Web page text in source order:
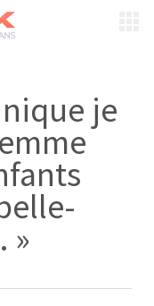
je
»